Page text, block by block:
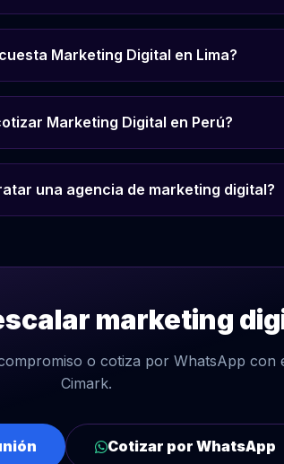
Marketing Digital en Lima?
Marketing Digital en Perú?
una agencia de marketing digital?
marketing
o cotiza por WhatsApp con
Cimark.
Cotizar por WhatsApp